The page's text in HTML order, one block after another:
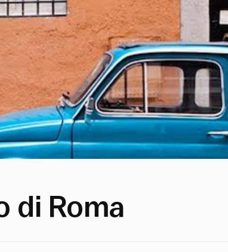
di Roma